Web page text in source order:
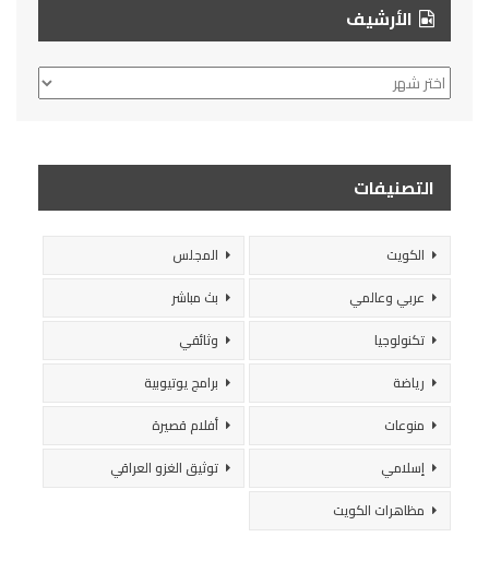
الأرشيف
الأرشيف
التصنيفات
الكويت
المجلس
عربي وعالمي
بث مباشر
تكنولوجيا
وثائقي
رياضة
برامج يوتيوبية
منوعات
أفلام قصيرة
إسلامي
توثيق الغزو العراقي
مظاهرات الكويت